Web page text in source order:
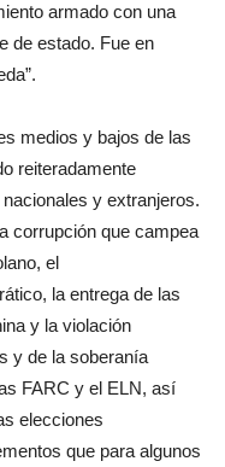
armado con una
de estado. Fue en
medios y bajos de las
reiteradamente
y extranjeros.
corrupción que campea
el
la entrega de las
y la violación
y de la soberanía
FARC y el ELN, así
elecciones
que para algunos